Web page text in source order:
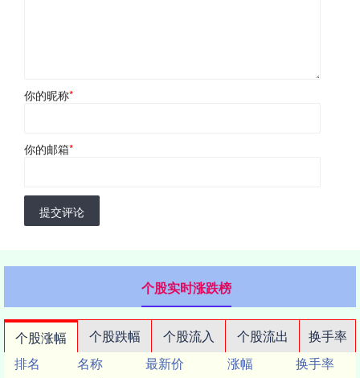
你的昵称*
你的邮箱*
提交评论
个股实时涨跌榜
个股涨幅 个股跌幅 个股流入 个股流出
换手率
排名
名称 最新价 涨幅
换手率